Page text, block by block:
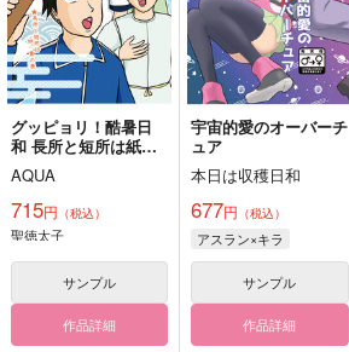
グッピョリ！酷暑日
和 長所と短所は紙一
重の巻
AQUA
715円 （税込）
聖徳太子
サンプル
作品詳細
宇宙的愛のオーバーチ
ュア
本日は収穫日和
677円 （税込）
アスラン×キラ
サンプル
作品詳細